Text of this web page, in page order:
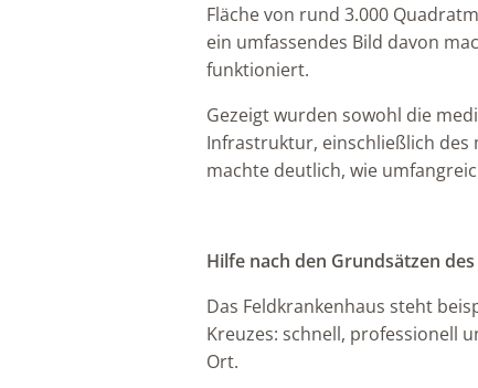
Fläche von rund 3.000
ein umfassendes Bild davon
funktioniert.
Gezeigt wurden sowohl die
Infrastruktur, einschließlich des
machte deutlich, wie
Hilfe nach den Grundsätzen
Das Feldkrankenhaus steht
Kreuzes: schnell, professionell
Ort.